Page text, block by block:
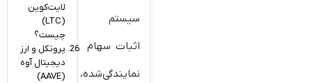
سیستم
اثبات سهام
نمایندگی‌شده،
لایت‌کوین
(LTC)
چیست؟
پروتکل و ارز
دیجیتال آوه
(AAVE)